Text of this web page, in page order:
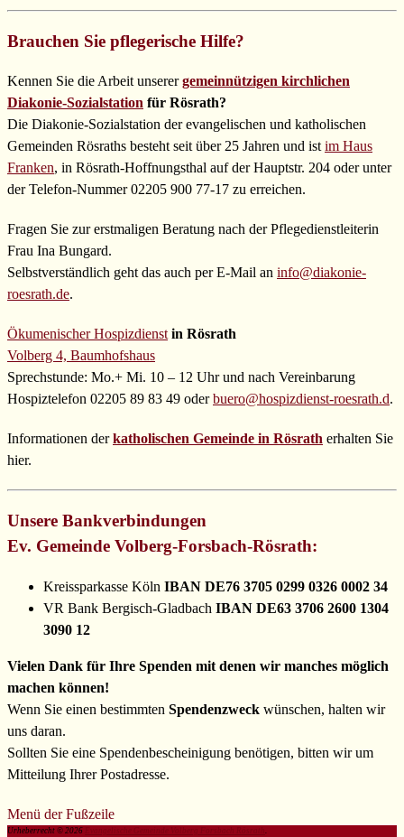
Brauchen Sie pflegerische Hilfe?
Kennen Sie die Arbeit unserergemeinnützigen kirchlichen
Diakonie-Sozialstation für Rösrath?
Die Diakonie-Sozialstation der evangelischen und katholischen
Gemeinden Rösraths besteht seit über 25 Jahren und istim Haus
Franken, in Rösrath-Hoffnungsthal auf der Hauptstr. 204 oder unter
der Telefon-Nummer 02205 900 77-17 zu erreichen.
Fragen Sie zur erstmaligen Beratung nach der Pflegedienstleiterin
Frau Ina Bungard.
Selbstverständlich geht das auch per E-Mail an info@diakonie-
roesrath.de.
Ökumenischer Hospizdienstin Rösrath
Volberg 4, Baumhofshaus
Sprechstunde: Mo.+ Mi. 10 – 12 Uhr und nach Vereinbarung
Hospiztelefon 02205 89 83 49 oderbuero@hospizdienst-roesrath.d.
Informationen derkatholischen Gemeinde in Rösrath erhalten Sie
hier.
Unsere Bankverbindungen
Ev. Gemeinde Volberg-Forsbach-Rösrath:
Kreissparkasse Köln IBAN DE76 3705 0299 0326 0002 34
VR Bank Bergisch-Gladbach IBAN DE63 3706 2600 1304
3090 12
Vielen Dank für Ihre Spenden mit denen wir manches möglich
machen können!
Wenn Sie einen bestimmten Spendenzweck wünschen, halten wir
uns daran.
Sollten Sie eine Spendenbescheinigung benötigen, bitten wir um
Mitteilung Ihrer Postadresse.
Menü der Fußzeile
Urheberrecht © 2026 Evangelische Gemeinde Volberg Forsbach Rösrath